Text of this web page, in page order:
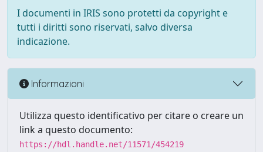
I documenti in IRIS sono protetti da copyright e
tutti i diritti sono riservati, salvo diversa
indicazione.
Informazioni
Utilizza questo identificativo per citare o creare un
link a questo documento:
https://hdl.handle.net/11571/454219